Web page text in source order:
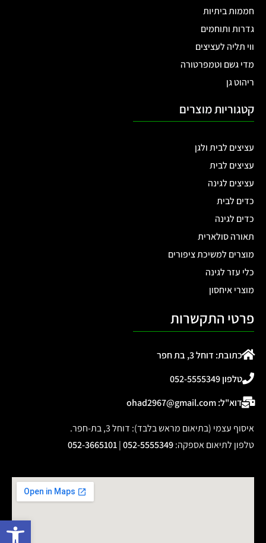
חממות ביתיות
גדרות ותוחמים
ווי תליה לעציצים
מדי גשם וטמפרטורה
ריהוט גן
קטגוריות מוצרים
עציצים לבית ולגן
עציצים לבית
עציצים לגינה
כדים לבית
כדים לגינה
תאורה סולארית
מוצרים למשיכת ציפורים
כלי עזר לגינה
מוצרי איחסון
פרטי התקשרות
כתובת: דוחל 3, בת חפר
טלפון 052-5555349
דוא"ל: ohad2967@gmail.com
איסוף עצמי (בתיאום מראש בלבד): דוחל 3, בת-חפר.
טלפון לתיאום אספקה:
052-5555349
|
052-3665101